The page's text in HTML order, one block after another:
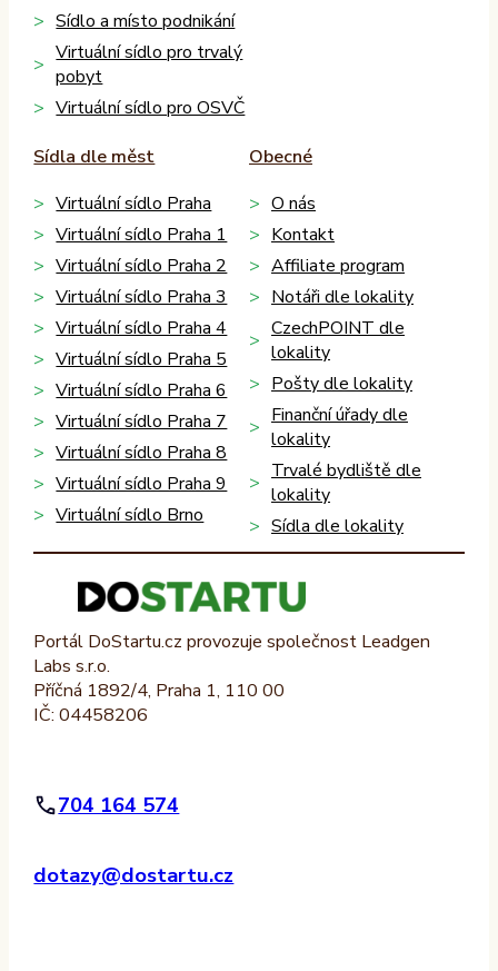
Sídlo a místo podnikání
Virtuální sídlo pro trvalý
pobyt
Virtuální sídlo pro OSVČ
Sídla dle měst
Virtuální sídlo Praha
Virtuální sídlo Praha 1
Virtuální sídlo Praha 2
Virtuální sídlo Praha 3
Virtuální sídlo Praha 4
Virtuální sídlo Praha 5
Virtuální sídlo Praha 6
Virtuální sídlo Praha 7
Virtuální sídlo Praha 8
Virtuální sídlo Praha 9
Virtuální sídlo Brno
Obecné
O nás
Kontakt
Affiliate program
Notáři dle lokality
CzechPOINT dle
lokality
Pošty dle lokality
Finanční úřady dle
lokality
Trvalé bydliště dle
lokality
Sídla dle lokality
Portál DoStartu.cz provozuje společnost Leadgen
Labs s.r.o.
Příčná 1892/4, Praha 1, 110 00
IČ: 04458206
704 164 574
dotazy@dostartu.cz